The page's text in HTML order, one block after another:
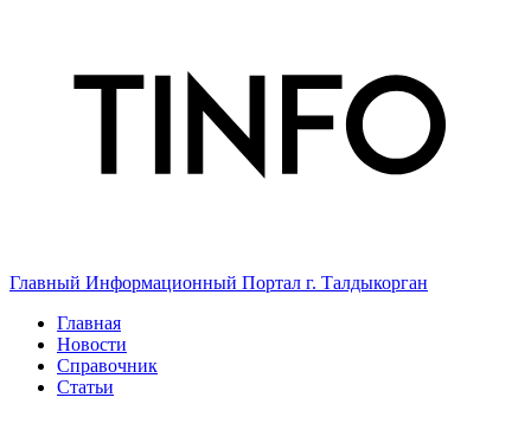
Главный Информационный Портал г. Талдыкорган
Главная
Новости
Справочник
Статьи